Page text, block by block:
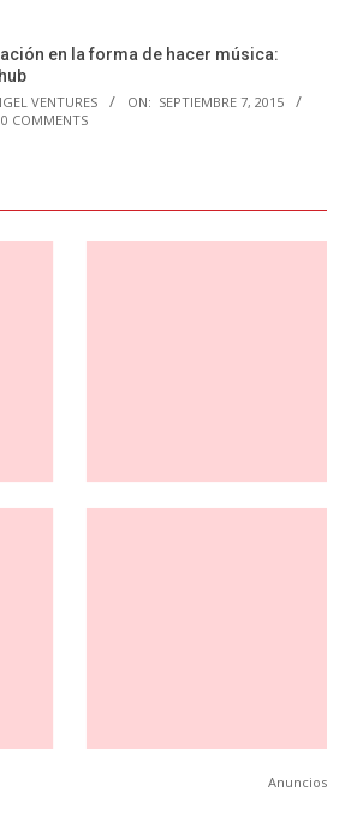
en la forma de hacer música:
VENTURES ON: SEPTIEMBRE 7, 2015
0 COMMENTS
Anuncios